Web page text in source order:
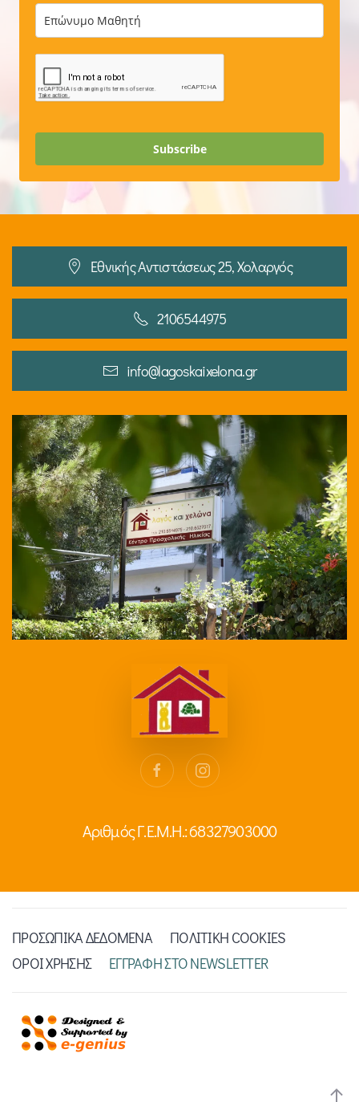
Subscribe
Εθνικής Αντιστάσεως 25, Χολαργός
2106544975
info@lagoskaixelona.gr
Αριθμός Γ.Ε.Μ.Η.: 68327903000
ΠΡΟΣΩΠΙΚΑ ΔΕΔΟΜΕΝΑ
ΠΟΛΙΤΙΚΗ COOKIES
ΟΡΟΙ ΧΡΗΣΗΣ
ΕΓΓΡΑΦΗ ΣΤΟ NEWSLETTER